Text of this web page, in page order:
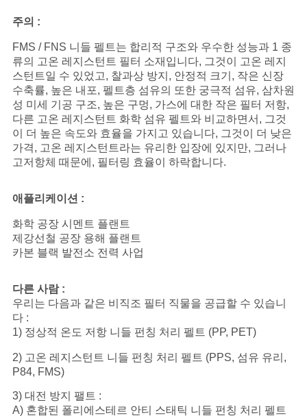
주의 :
FMS / FNS 니들 펠트는 합리적 구조와 우수한 성능과 1 종
류의 고온 레지스턴트 필터 소재입니다, 그것이 고온 레지
스턴트일 수 있었고, 찰과상 방지, 안정적 크기, 작은 신장
수축률, 높은 내포, 펠트층 섬유의 또한 궁극적 섬유, 삼차원
성 미세 기공 구조, 높은 구멍, 가스에 대한 작은 필터 저항,
다른 고온 레지스턴트 화학 섬유 펠트와 비교하면서, 그것
이 더 높은 속도와 효율을 가지고 있습니다, 그것이 더 낮은
가격, 고온 레지스턴트라는 유리한 입장에 있지만, 그러나
고저항체 때문에, 필터링 효율이 하락합니다.
애플리케이션 :
화학 공장 시멘트 플랜트
제강선철 공장 용해 플랜트
카본 블랙 발전소 전력 사업
다른 사람 :
우리는 다음과 같은 비직조 필터 직물을 공급할 수 있습니
다 :
1) 정상적 온도 저항 니들 펀칭 처리 펠트 (PP, PET)
2) 고온 레지스턴트 니들 펀칭 처리 펠트 (PPS, 섬유 유리,
P84, FMS)
3) 대전 방지 팰트 :
A) 혼합된 폴리에스테르 안티 스태틱 니들 펀칭 처리 펠트